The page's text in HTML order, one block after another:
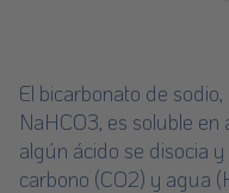
El bicarbonato de
NaHCO3, es soluble
algún ácido se disocia
carbono (CO2) y agua